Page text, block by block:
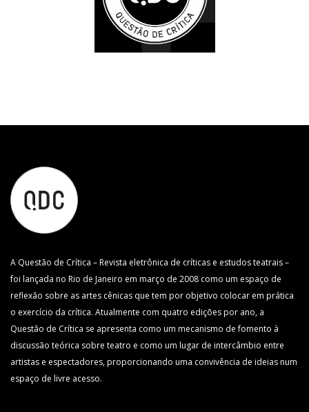
A Questão de Crítica – Revista eletrônica de críticas e estudos teatrais –
foi lançada no Rio de Janeiro em março de 2008 como um espaço de
reflexão sobre as artes cênicas que tem por objetivo colocar em prática
o exercício da crítica. Atualmente com quatro edições por ano, a
Questão de Crítica se apresenta como um mecanismo de fomento à
discussão teórica sobre teatro e como um lugar de intercâmbio entre
artistas e espectadores, proporcionando uma convivência de ideias num
espaço de livre acesso.